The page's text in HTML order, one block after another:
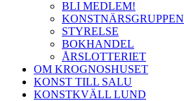
BLI MEDLEM!
KONSTNÄRSGRUPPEN
STYRELSE
BOKHANDEL
ÅRSLOTTERIET
OM KROGNOSHUSET
KONST TILL SALU
KONSTKVÄLL LUND